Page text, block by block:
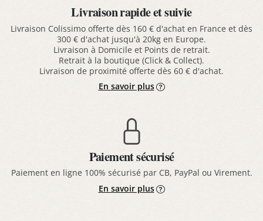
Livraison rapide et suivie
Livraison Colissimo offerte dès 160 € d'achat en France et dès
300 € d'achat jusqu'à 20kg en Europe.
Livraison à Domicile et Points de retrait.
Retrait à la boutique (Click & Collect).
Livraison de proximité offerte dès 60 € d'achat.
En savoir plus
Paiement sécurisé
Paiement en ligne 100% sécurisé par CB, PayPal ou Virement.
En savoir plus